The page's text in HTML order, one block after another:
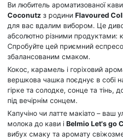
Ви любитель ароматизованої
Coconutz з родини Flavoured
для вас вдалим вибором. Це
абсолютно різними продуктами:
Спробуйте цей приємний
збалансованим смаком.
Кокос, карамель і горіховий
вершкова чашка поєднує в собі
гірке та солодке, сонце та тінь,
під вечірнім сонцем.
Капучіно чи латте макіато – ваш
молока до кави і Belmio Let's go
вибух смаку та аромату